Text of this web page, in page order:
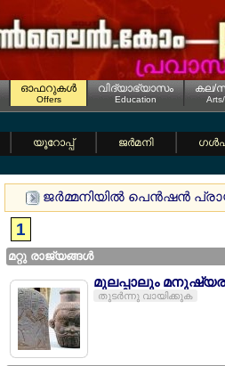
ഓഫറുകള്‍
Offers
വിദ്യാഭ്യാസം
Education
കല/
യൂറോപ്പ് ജര്‍മനി
ജര്‍മ്മനിയില്‍ പെന്‍ഷന്‍
1
മറ്റു രാജ്യങ്ങള്‍
മുലപ്പാലും
തുടര്‍ന്നു വായിക്കുക